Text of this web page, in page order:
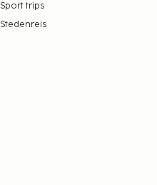
Sport trips
Stedenreis